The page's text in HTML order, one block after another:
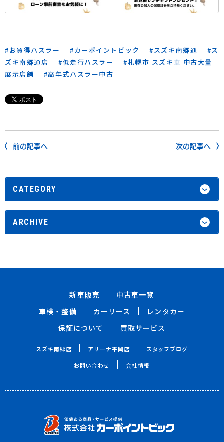
お買得ハスラー カーポイントビック スズキ南郷通
ス
ズキ南郷通店
低走行ハスラー
札幌市 スズキ車 中古大量
展示店舗
高年式ハスラー中古
前の記事へ 次の記事へ
CATEGORY
ARCHIVE
新車販売
中古車一覧
車検・整備
カーリース
レンタカー
保証について
買取サービス
スズキ南郷店 アリーナ平岡店 スタッフブログ
お問い合わせ 会社情報